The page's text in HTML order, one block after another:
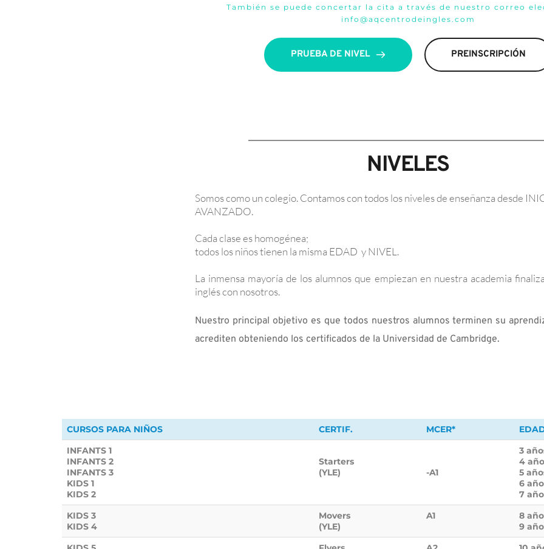
También se puede concertar la cita a través de nuestro correo
info@aqcentrodeingles.com
PRUEBA DE NIVEL PREINSCRIPCIÓN
NIVELES
Somos como un colegio. Contamos con todos los niveles de enseñanza desde
AVANZADO.
Cada clase es homogénea;
todos los niños tienen la misma EDAD  y NIVEL.
La inmensa mayoría de los alumnos que empiezan en nuestra academia
inglés con nosotros.
Nuestro principal objetivo es que todos nuestros alumnos terminen su
acrediten obteniendo los certificados de la Universidad de Cambridge.
CURSOS PARA NIÑOS CERTIF. MCER*
INFANTS 1
INFANTS 2
INFANTS 3
KIDS 1
KIDS 2
Starters
(YLE)
-A1
3
4
5
6
7
KIDS 3
KIDS 4
Movers
(YLE)
A1
8
9